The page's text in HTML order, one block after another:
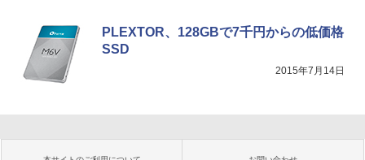
PLEXTOR、128GBで7千円からの低価格
SSD
2015年7月14日